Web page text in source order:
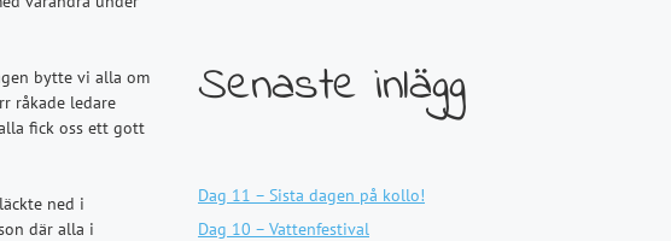
bytte vi alla om
råkade ledare
fick oss ett gott
ned i
där alla i
Senaste inlägg
Dag 11 – Sista dagen på kollo!
Dag 10 – Vattenfestival